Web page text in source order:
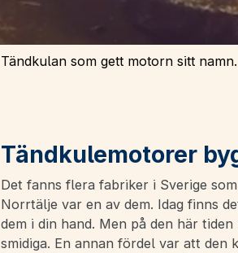
Tändkulan som gett motorn sitt namn.
Tändkulemotorer
Det fanns flera fabriker i Sverige
Norrtälje var en av dem. Idag finns
dem i din hand. Men på den här
smidiga. En annan fördel var att den